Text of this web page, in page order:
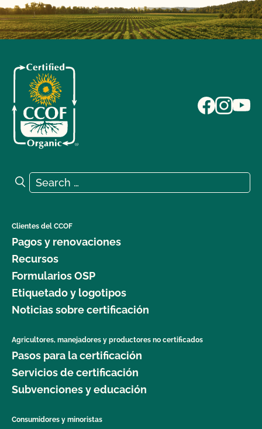
Search for:
Search
Clientes del CCOF
Pagos y renovaciones
Recursos
Formularios OSP
Etiquetado y logotipos
Noticias sobre certificación
Agricultores, manejadores y productores no certificados
Pasos para la certificación
Servicios de certificación
Subvenciones y educación
Consumidores y minoristas